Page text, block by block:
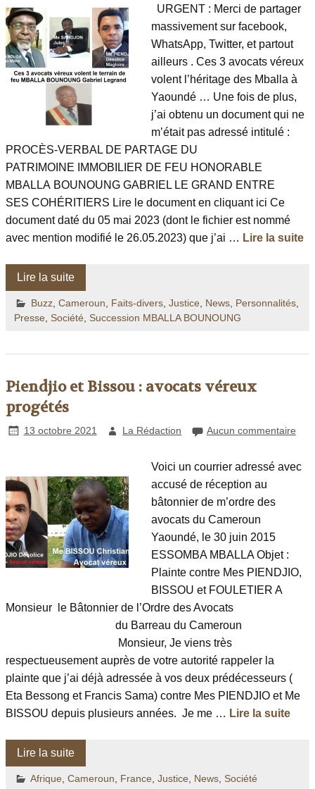
URGENT : Merci de partager
massivement sur facebook,
WhatsApp, Twitter, et partout
ailleurs . Ces 3 avocats véreux
volent l’héritage des Mballa à
Yaoundé … Une fois de plus,
j’ai obtenu un document qui ne
m’était pas adressé intitulé :
PROCÈS-VERBAL DE PARTAGE DU
PATRIMOINE IMMOBILIER DE FEU HONORABLE
MBALLA BOUNOUNG GABRIEL LE GRAND ENTRE
SES COHÉRITIERS Lire le document en cliquant ici Ce
document daté du 05 mai 2023 (dont le fichier est nommé
avec mention modifié le 26.05.2023) que j’ai … Lire la suite
Lire la suite
Buzz, Cameroun Faits-divers, Justice News, Personnalités,
Presse, Société, Succession MBALLA BOUNOUNG
Piendjio et Bissou : avocats véreux
progétés
13 octobre 2021 La Rédaction Aucun commentaire
Voici un courrier adressé avec
accusé de réception au
bâtonnier de m’ordre des
avocats du Cameroun
Yaoundé, le 30 juin 2015
ESSOMBA MBALLA Objet :
Plainte contre Mes PIENDJIO,
BISSOU et FOULETIER A
Monsieur le Bâtonnier de l’Ordre des Avocats
du Barreau du Cameroun
Monsieur, Je viens très
respectueusement auprès de votre autorité rappeler la
plainte que j’ai déjà adressée à vos deux prédécesseurs (
Eta Bessong et Francis Sama) contre Mes PIENDJIO et Me
BISSOU depuis plusieurs années. Je me … Lire la suite
Lire la suite
Afrique Cameroun France Justice News, Société